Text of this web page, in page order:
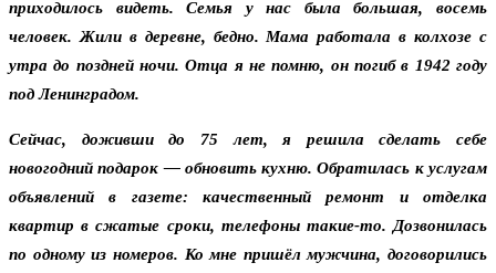
приходилось видеть. Семья у нас была большая, восемь
человек. Жили в деревне, бедно. Мама работала в колхозе с
утра до поздней ночи. Отца я не помню, он погиб в 1942 году
под Ленинградом.
Сейчас, доживши до 75 лет, я решила сделать себе
новогодний подарок — обновить кухню. Обратилась к услугам
объявлений в газете: качественный ремонт и отделка
квартир в сжатые сроки, телефоны такие-то. Дозвонилась
по одному из номеров. Ко мне пришёл мужчина, договорились